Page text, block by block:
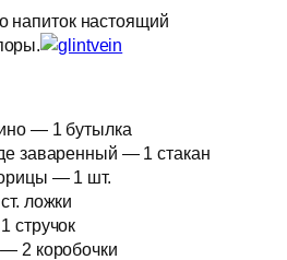
напиток настоящий
— 1 бутылка
заваренный — 1 стакан
— 1 шт.
ложки
стручок
2 коробочки